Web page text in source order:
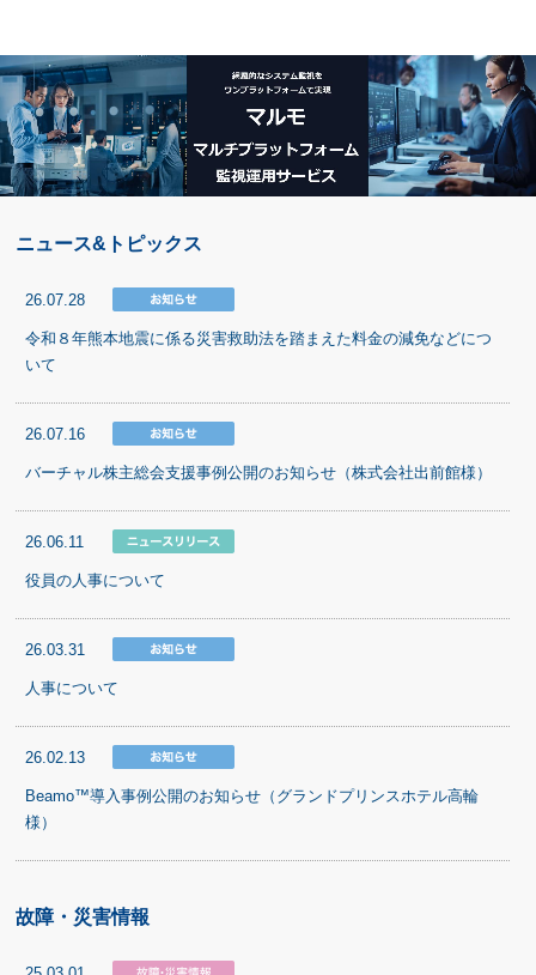
ニュース&トピックス
26.07.28
令和８年熊本地震に係る災害救助法を踏まえた料金の減免などにつ
いて
26.07.16
バーチャル株主総会支援事例公開のお知らせ（株式会社出前館様）
26.06.11
役員の人事について
26.03.31
人事について
26.02.13
Beamo™導入事例公開のお知らせ（グランドプリンスホテル高輪
様）
故障・災害情報